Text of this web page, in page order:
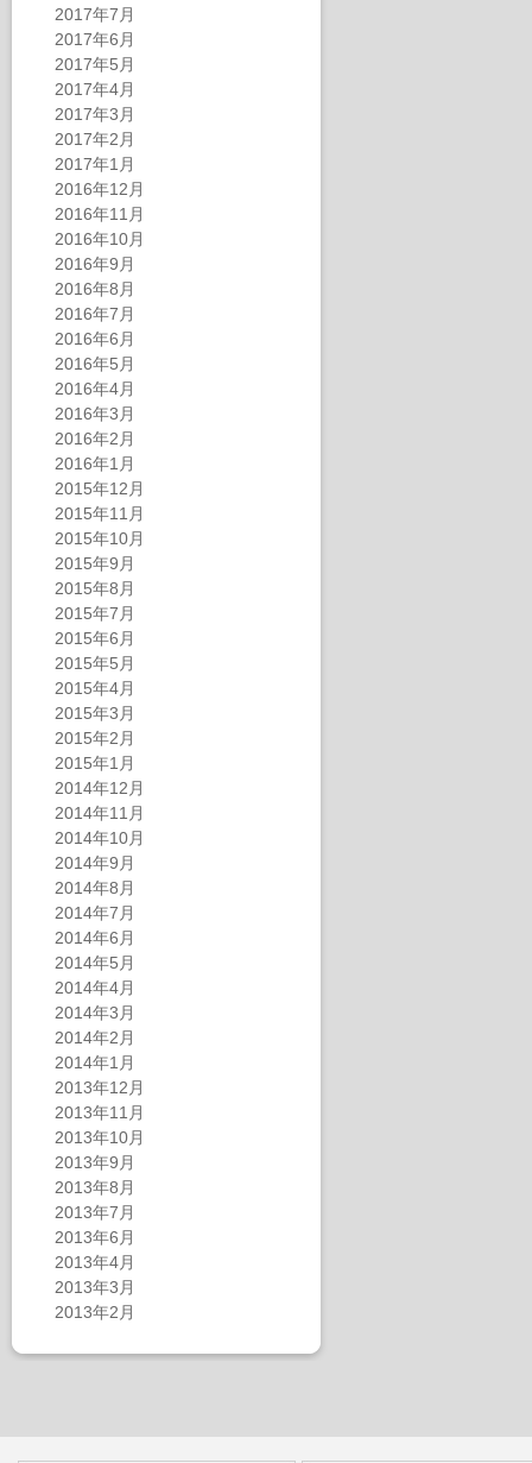
2017年7月
2017年6月
2017年5月
2017年4月
2017年3月
2017年2月
2017年1月
2016年12月
2016年11月
2016年10月
2016年9月
2016年8月
2016年7月
2016年6月
2016年5月
2016年4月
2016年3月
2016年2月
2016年1月
2015年12月
2015年11月
2015年10月
2015年9月
2015年8月
2015年7月
2015年6月
2015年5月
2015年4月
2015年3月
2015年2月
2015年1月
2014年12月
2014年11月
2014年10月
2014年9月
2014年8月
2014年7月
2014年6月
2014年5月
2014年4月
2014年3月
2014年2月
2014年1月
2013年12月
2013年11月
2013年10月
2013年9月
2013年8月
2013年7月
2013年6月
2013年4月
2013年3月
2013年2月